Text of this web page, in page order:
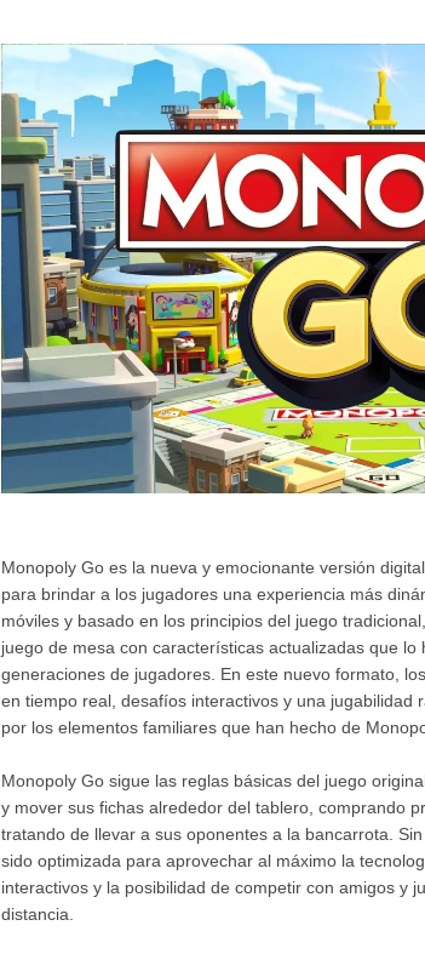
Monopoly Go es la nueva y emocionante versión
para brindar a los jugadores una experiencia más
móviles y basado en los principios del juego
juego de mesa con características actualizadas que
generaciones de jugadores. En este nuevo formato,
en tiempo real, desafíos interactivos y una jugabilidad
por los elementos familiares que han hecho de
Monopoly Go sigue las reglas básicas del juego
y mover sus fichas alrededor del tablero, comprando
tratando de llevar a sus oponentes a la bancarrota.
sido optimizada para aprovechar al máximo la
interactivos y la posibilidad de competir con amigos y
distancia.